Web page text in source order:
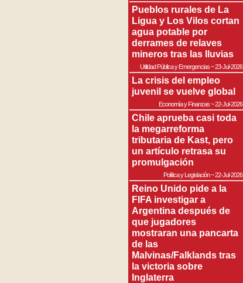
Pueblos rurales de La
Ligua y Los Vilos cortan
agua potable por
derrames de relaves
mineros tras las lluvias
Utilidad Pública y Emergencias~23-Jul-2026
La crisis del empleo
juvenil se vuelve global
Economía y Finanzas~22-Jul-2026
Chile aprueba casi toda
la megarreforma
tributaria de Kast, pero
un artículo retrasa su
promulgación
Política y Legislación~22-Jul-2026
Reino Unido pide a la
FIFA investigar a
Argentina después de
que jugadores
mostraran una pancarta
de las
Malvinas/Falklands tras
la victoria sobre
Inglaterra